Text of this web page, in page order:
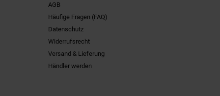
AGB
Häufige Fragen (FAQ)
Datenschutz
Widerrufsrecht
Versand & Lieferung
Händler werden